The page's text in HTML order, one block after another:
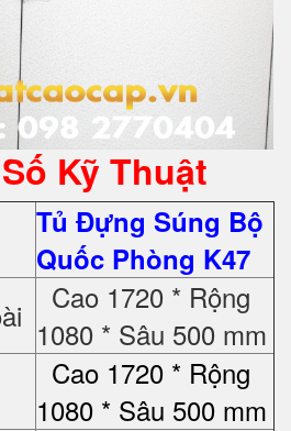
Kỹ Thuật
Tủ Đựng Súng Bộ
Quốc Phòng K47
Cao 1720 * Rộng
1080 * Sâu 500 mm
Cao 1720 * Rộng
1080 * Sâu 500 mm